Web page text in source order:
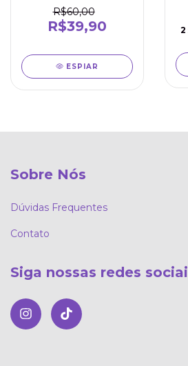
R$60,00
R$39,90
ESPIAR
2
Sobre Nós
Dúvidas Frequentes
Contato
Siga nossas redes